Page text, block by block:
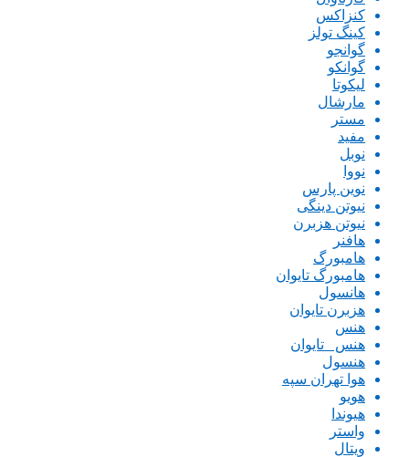
کنزاکس
کینگ تولز
گوانجو
گوانکو
لیکوتا
مارشال
مستر
مفید
نوبل
نووا
نوین پارس
نیوتن دینگی
نیوتن هزبرن
هافنر
هامبورگ
هامبورگ تایوان
هانسول
هزبرن تایوان
هنس
هنس _تایوان
هنسول
هوا تهران سپه
هویو
هیوندا
واستر
ویتال